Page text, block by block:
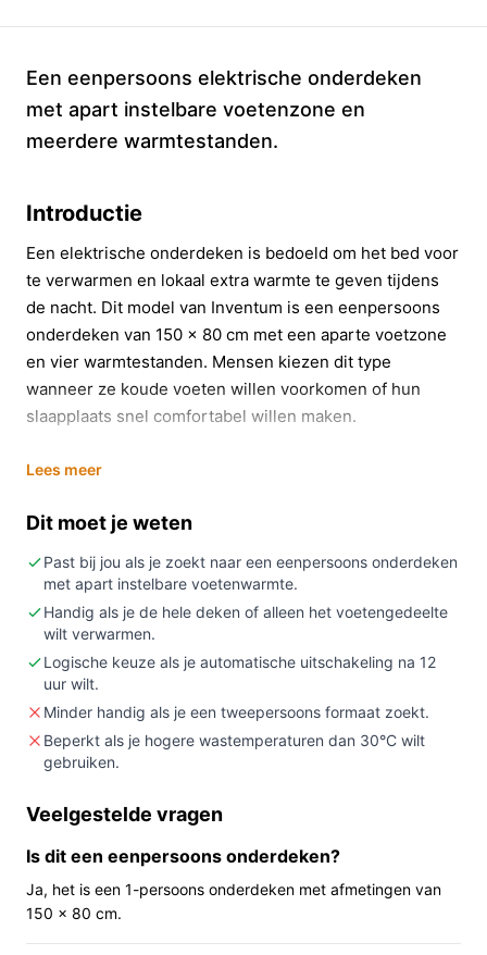
Een eenpersoons elektrische onderdeken
met apart instelbare voetenzone en
meerdere warmtestanden.
Introductie
Een elektrische onderdeken is bedoeld om het bed voor
te verwarmen en lokaal extra warmte te geven tijdens
de nacht. Dit model van Inventum is een eenpersoons
onderdeken van 150 x 80 cm met een aparte voetzone
en vier warmtestanden. Mensen kiezen dit type
wanneer ze koude voeten willen voorkomen of hun
slaapplaats snel comfortabel willen maken.
In 20 seconden beslissen
150 x 80 cm zoekt met aparte voetenregeling en
een afneembare, verlichte schakelaar die wassen
mogelijk maakt.
Niet kopen als:je een tweepersoonsdeken of een
specifiek opgegeven vermogen/wattage nodig
hebt (dat staat niet in de basisgegevens).
Belangrijkste check:
vermogensgegeven (wattage) en de lengte/plaats
van het aansluitsnoer in de productspecificaties.
hoeslaken. Dankzij de aparte voetzone kun je alleen het
voeteneinde verwarmen of de hele onderdeken
gebruiken. De schakelaar heeft een verlicht element en
is afneembaar zodat je de deken kunt wassen. De
Lees meer
Dit moet je weten
Past bij jou als je zoekt naar een eenpersoons onderdeken
met apart instelbare voetenwarmte.
Handig als je de hele deken of alleen het voetengedeelte
wilt verwarmen.
Logische keuze als je automatische uitschakeling na 12
uur wilt.
Minder handig als je een tweepersoons formaat zoekt.
Beperkt als je hogere wastemperaturen dan 30°C wilt
gebruiken.
Veelgestelde vragen
Is dit een eenpersoons onderdeken?
Ja, het is een 1-persoons onderdeken met afmetingen van
150 x 80 cm.